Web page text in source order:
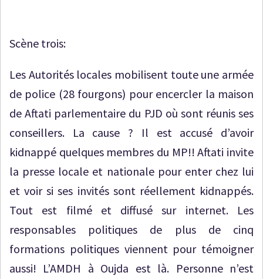
Scène trois:
Les Autorités locales mobilisent toute une armée
de police (28 fourgons) pour encercler la maison
de Aftati parlementaire du PJD où sont réunis ses
conseillers. La cause ? Il est accusé d’avoir
kidnappé quelques membres du MP!! Aftati invite
la presse locale et nationale pour enter chez lui
et voir si ses invités sont réellement kidnappés.
Tout est filmé et diffusé sur internet. Les
responsables politiques de plus de cinq
formations politiques viennent pour témoigner
aussi! L’AMDH à Oujda est là. Personne n’est